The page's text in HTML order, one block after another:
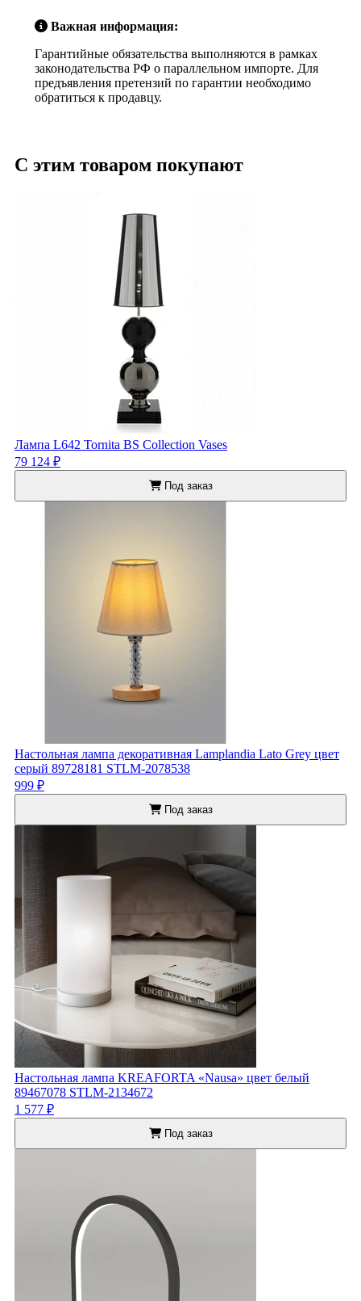
Важная информация:
Гарантийные обязательства выполняются в рамках
законодательства РФ о параллельном импорте. Для
предъявления претензий по гарантии необходимо
обратиться к продавцу.
С этим товаром покупают
Лампа L642 Tornita BS Collection Vases
79 124 ₽
Под заказ
Настольная лампа декоративная Lamplandia Lato Grey цвет
серый 89728181 STLM-2078538
999 ₽
Под заказ
Настольная лампа KREAFORTA «Nausa» цвет белый
89467078 STLM-2134672
1 577 ₽
Под заказ